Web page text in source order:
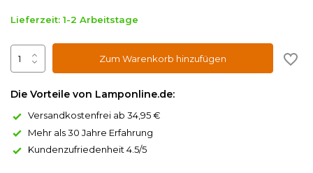
Lieferzeit: 1-2 Arbeitstage
Zum Warenkorb hinzufügen
Die Vorteile von Lamponline.de:
Versandkostenfrei ab 34,95 €
Mehr als 30 Jahre Erfahrung
Kundenzufriedenheit 4.5/5